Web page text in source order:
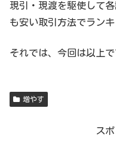
現引・現渡を駆使して
も安い取引方法でランキ
それでは、今回は以上で
増やす
ス